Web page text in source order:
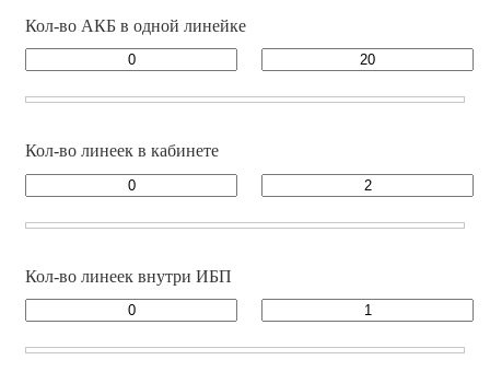
Кол-во АКБ в одной линейке
Кол-во линеек в кабинете
Кол-во линеек внутри ИБП